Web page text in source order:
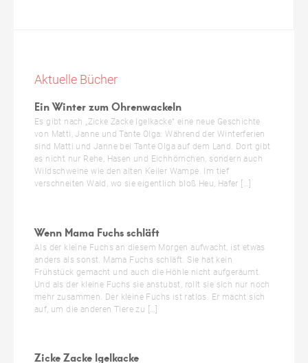
Aktuelle Bücher
Ein Winter zum Ohrenwackeln
Es gibt nach „Zicke Zacke Igelkacke“ eine neue Geschichte
von Matti, Janne und Tante Olga: Während der Winterferien
sind Matti und Janne bei Tante Olga auf dem Land. Dort gibt
es nicht nur Rehe, Hasen und Eichhörnchen, sondern auch
Wildschweine wie den alten Keiler Wampe. Im tief
verschneiten Wald, wo sie eigentlich bloß Heu, Hafer […]
Wenn Mama Fuchs schläft
Als der kleine Fuchs an diesem Morgen aufwacht, ist etwas
anders als sonst. Mama Fuchs schläft. Sie hat kein
Frühstück gemacht und auch die Höhle nicht aufgeräumt.
Und als der kleine Fuchs sie anstubst, rollt sie sich nur noch
mehr zusammen. Der kleine Fuchs ist ratlos. Er macht sich
auf, um die anderen Tiere zu […]
Zicke Zacke Igelkacke